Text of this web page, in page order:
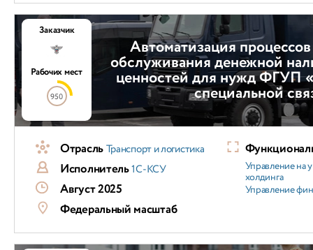
Автоматизация
обслуживания денежной
ценностей для нужд ФГУП
специальной
Заказчик
Рабочих мест
950
ОтрасльТранспорт и логистика
Исполнитель1С-КСУ
Август 2025
Федеральный масштаб
Управление на
холдинга
Управление